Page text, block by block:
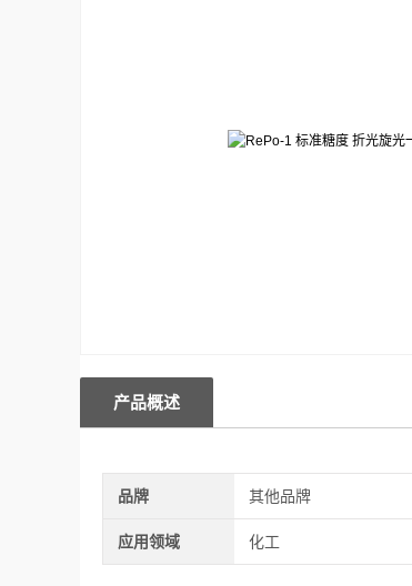
产品概述
品牌 其他品牌
应用领域 化工